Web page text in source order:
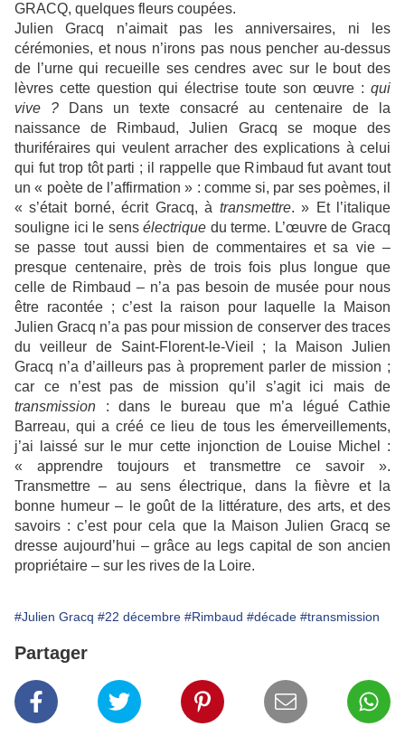
GRACQ, quelques fleurs coupées.
Julien Gracq n’aimait pas les anniversaires, ni les
cérémonies, et nous n’irons pas nous pencher au-dessus
de l’urne qui recueille ses cendres avec sur le bout des
lèvres cette question qui électrise toute son œuvre : qui
vive ? Dans un texte consacré au centenaire de la
naissance de Rimbaud, Julien Gracq se moque des
thuriféraires qui veulent arracher des explications à celui
qui fut trop tôt parti ; il rappelle que Rimbaud fut avant tout
un « poète de l’affirmation » : comme si, par ses poèmes, il
« s’était borné, écrit Gracq, à transmettre. » Et l’italique
souligne ici le sensélectrique du terme. L’œuvre de Gracq
se passe tout aussi bien de commentaires et sa vie –
presque centenaire, près de trois fois plus longue que
celle de Rimbaud – n’a pas besoin de musée pour nous
être racontée ; c’est la raison pour laquelle la Maison
Julien Gracq n’a pas pour mission de conserver des traces
du veilleur de Saint-Florent-le-Vieil ; la Maison Julien
Gracq n’a d’ailleurs pas à proprement parler de mission ;
car ce n’est pas de mission qu’il s’agit ici mais de
transmission : dans le bureau que m’a légué Cathie
Barreau, qui a créé ce lieu de tous les émerveillements,
j’ai laissé sur le mur cette injonction de Louise Michel :
« apprendre toujours et transmettre ce savoir ».
Transmettre – au sens électrique, dans la fièvre et la
bonne humeur – le goût de la littérature, des arts, et des
savoirs : c’est pour cela que la Maison Julien Gracq se
dresse aujourd’hui – grâce au legs capital de son ancien
propriétaire – sur les rives de la Loire.
#Julien Gracq #22 décembre #Rimbaud #décade #transmission
Partager